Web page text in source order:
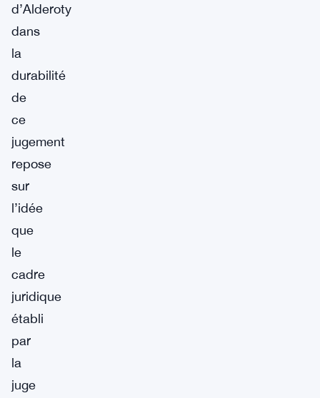
d’Alderoty
dans
la
durabilité
de
ce
jugement
repose
sur
l’idée
que
le
cadre
juridique
établi
par
la
juge